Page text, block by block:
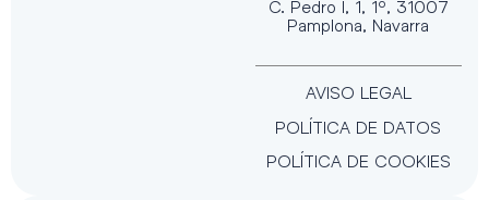
C. Pedro I, 1, 1º, 31007
Pamplona, Navarra
AVISO LEGAL
POLÍTICA DE DATOS
POLÍTICA DE COOKIES